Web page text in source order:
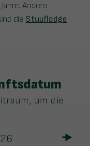
Andere
die Stuuflodge
um die